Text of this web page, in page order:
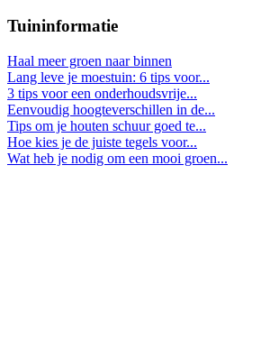
Tuininformatie
Haal meer groen naar binnen
Lang leve je moestuin: 6 tips voor...
3 tips voor een onderhoudsvrije...
Eenvoudig hoogteverschillen in de...
Tips om je houten schuur goed te...
Hoe kies je de juiste tegels voor...
Wat heb je nodig om een mooi groen...